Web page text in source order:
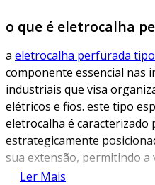
o que é eletrocalha
a eletrocalha perfurada
componente essencial nas
industriais que visa
elétricos e fios. este tipo
eletrocalha é caracterizado
estrategicamente
sua extensão, permitindo a
dissipação de calor, além de
Ler Mais